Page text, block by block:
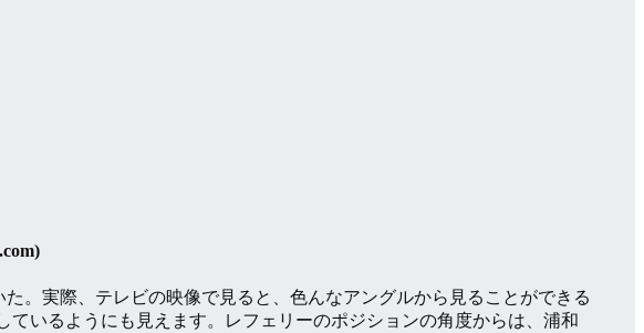
。実際、テレビの映像で見ると、色んなアングルから見ることができる
いるようにも見えます。レフェリーのポジションの角度からは、浦和